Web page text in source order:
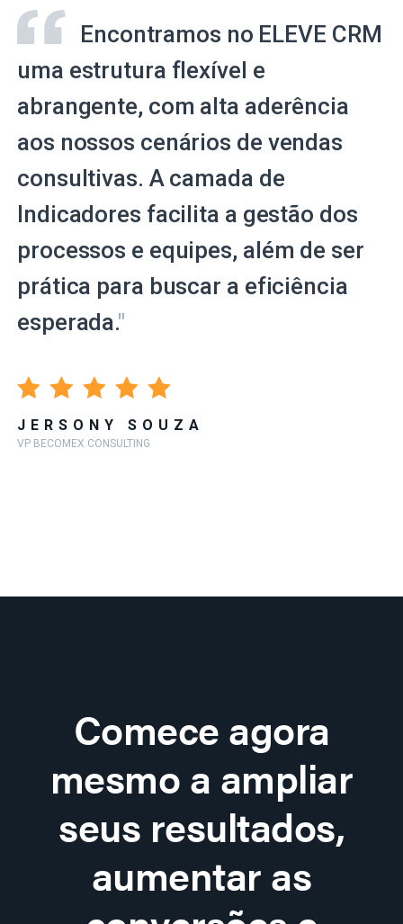
Encontramos no ELEVE CRM
uma estrutura flexível e
abrangente, com alta aderência
aos nossos cenários de vendas
consultivas. A camada de
Indicadores facilita a gestão dos
processos e equipes, além de ser
prática para buscar a eficiência
esperada."
JERSONY SOUZA
VP BECOMEX CONSULTING
Comece agora
mesmo a ampliar
seus resultados,
aumentar as